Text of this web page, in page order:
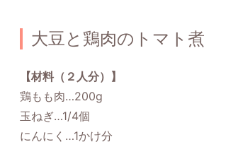
大豆と鶏肉のトマト煮
【材料（２人分）】
鶏もも肉…200g
玉ねぎ…1/4個
にんにく…1かけ分